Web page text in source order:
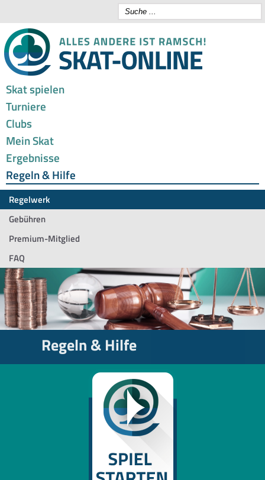
Skat spielen
Turniere
Clubs
Mein Skat
Ergebnisse
Regeln & Hilfe
Regelwerk
Gebühren
Premium-Mitglied
FAQ
Regeln & Hilfe